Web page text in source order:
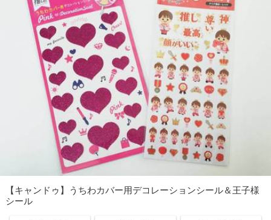
【キャンドゥ】うちわカバー用デコレーションシール＆王子様
シール